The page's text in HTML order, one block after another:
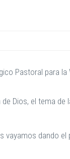
Pastoral para la
Dios, el tema de
vayamos dando el